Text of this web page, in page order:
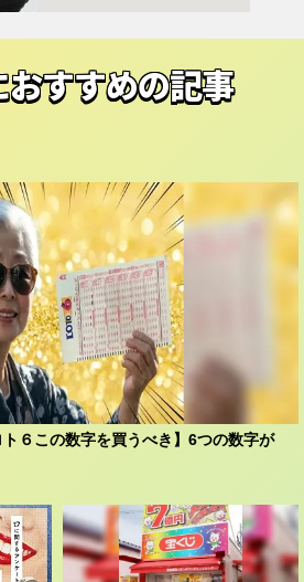
すすめの記事
ト６この数字を買うべき】6つの数字が